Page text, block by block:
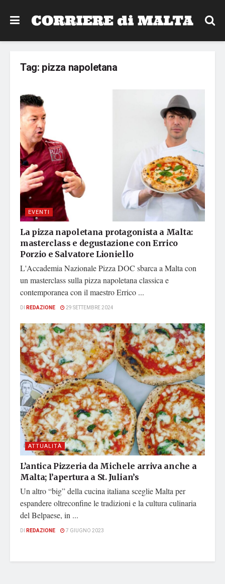
Tag: pizza napoletana
EVENTI
La pizza napoletana protagonista a Malta:
masterclass e degustazione con Errico
Porzio e Salvatore Lioniello
L'Accademia Nazionale Pizza DOC sbarca a Malta con
un masterclass sulla pizza napoletana classica e
contemporanea con il maestro Errico ...
DI REDAZIONE 29 SETTEMBRE 2024
ATTUALITÀ
L’antica Pizzeria da Michele arriva anche a
Malta; l’apertura a St. Julian’s
Un altro “big” della cucina italiana sceglie Malta per
espandere oltreconfine le tradizioni e la cultura culinaria
del Belpaese, in ...
DI REDAZIONE 7 GIUGNO 2023